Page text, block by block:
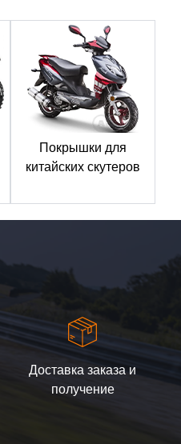
Покрышки для
китайских скутеров
Доставка заказа и
получение